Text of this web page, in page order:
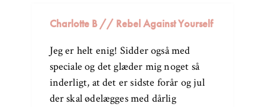
Charlotte B // Rebel Against Yourself
Jeg er helt enig! Sidder også med
speciale og det glæder mig noget så
inderligt, at det er sidste forår og jul
der skal ødelægges med dårlig